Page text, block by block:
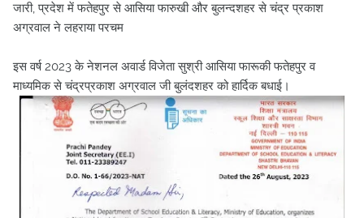
जारी, प्रदेश में फतेहपुर से आसिया फारुखी और बुलन्दशहर से चंद्र प्रकाश
अग्रवाल ने लहराया परचम
इस वर्ष 2023 के नेशनल अवार्ड विजेता सुश्री आसिया फारूकी फतेहपुर व
माध्यमिक से चंद्रप्रकाश अग्रवाल जी बुलंदशहर को हार्दिक बधाई।